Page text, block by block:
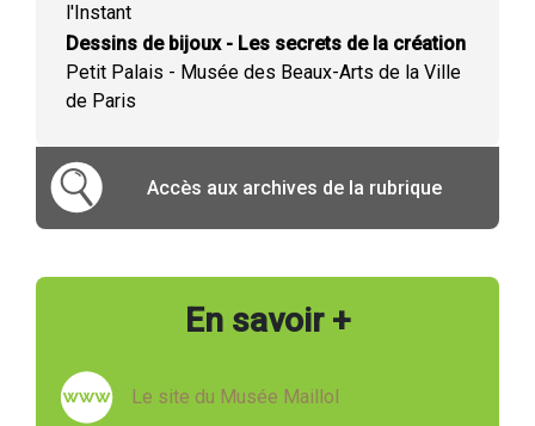
l'Instant
Dessins de bijoux - Les secrets de la création
Petit Palais - Musée des Beaux-Arts de la Ville
de Paris
Accès aux archives de la rubrique
En savoir +
Le site du Musée Maillol